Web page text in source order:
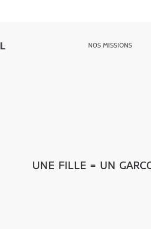
NOS MISSIONS
UNE FILLE = UN